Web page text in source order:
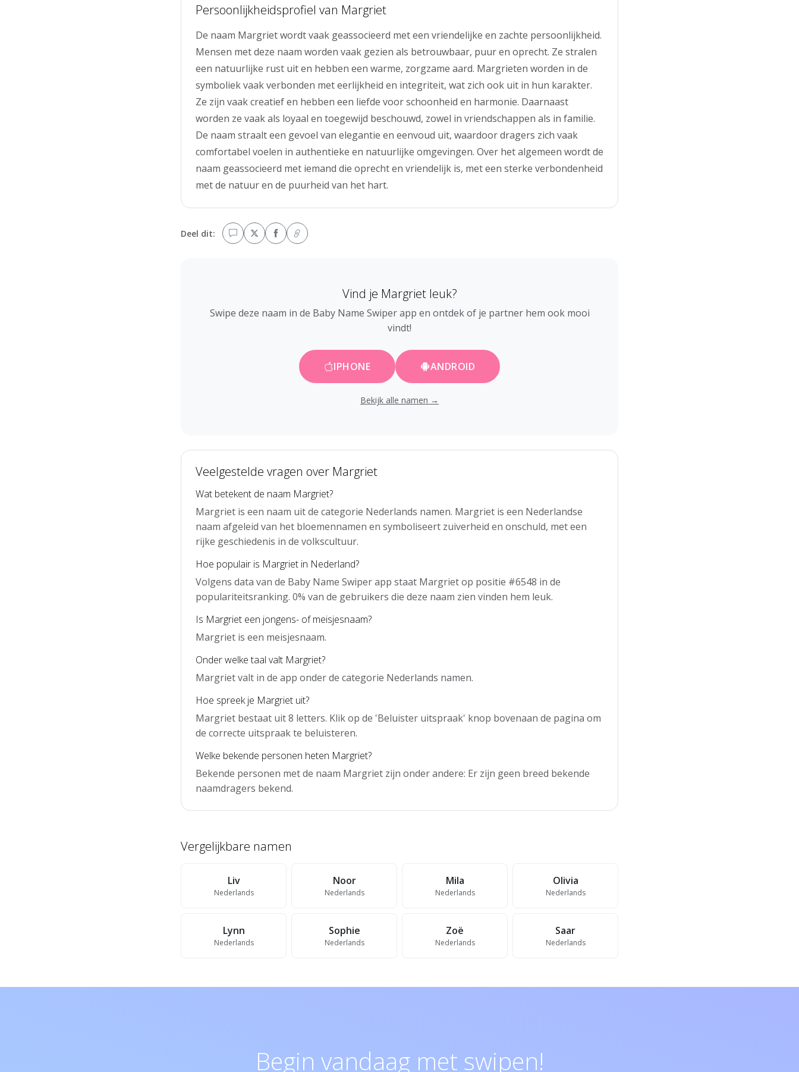
Persoonlijkheidsprofiel van Margriet
De naam Margriet wordt vaak geassocieerd met een vriendelijke en zachte persoonlijkheid.
Mensen met deze naam worden vaak gezien als betrouwbaar, puur en oprecht. Ze stralen
een natuurlijke rust uit en hebben een warme, zorgzame aard. Margrieten worden in de
symboliek vaak verbonden met eerlijkheid en integriteit, wat zich ook uit in hun karakter.
Ze zijn vaak creatief en hebben een liefde voor schoonheid en harmonie. Daarnaast
worden ze vaak als loyaal en toegewijd beschouwd, zowel in vriendschappen als in familie.
De naam straalt een gevoel van elegantie en eenvoud uit, waardoor dragers zich vaak
comfortabel voelen in authentieke en natuurlijke omgevingen. Over het algemeen wordt de
naam geassocieerd met iemand die oprecht en vriendelijk is, met een sterke verbondenheid
met de natuur en de puurheid van het hart.
Deel dit:
Vind je Margriet leuk?
Swipe deze naam in de Baby Name Swiper app en ontdek of je partner hem ook mooi
vindt!
IPHONE ANDROID
Bekijk alle namen →
Veelgestelde vragen over Margriet
Wat betekent de naam Margriet?
Margriet is een naam uit de categorie Nederlands namen. Margriet is een Nederlandse
naam afgeleid van het bloemennamen en symboliseert zuiverheid en onschuld, met een
rijke geschiedenis in de volkscultuur.
Hoe populair is Margriet in Nederland?
Volgens data van de Baby Name Swiper app staat Margriet op positie #6548 in de
populariteitsranking. 0% van de gebruikers die deze naam zien vinden hem leuk.
Is Margriet een jongens- of meisjesnaam?
Margriet is een meisjesnaam.
Onder welke taal valt Margriet?
Margriet valt in de app onder de categorie Nederlands namen.
Hoe spreek je Margriet uit?
Margriet bestaat uit 8 letters. Klik op de 'Beluister uitspraak' knop bovenaan de pagina om
de correcte uitspraak te beluisteren.
Welke bekende personen heten Margriet?
Bekende personen met de naam Margriet zijn onder andere: Er zijn geen breed bekende
naamdragers bekend.
Vergelijkbare namen
Liv
Nederlands
Noor
Nederlands
Mila
Nederlands
Olivia
Nederlands
Lynn
Nederlands
Sophie
Nederlands
Zoë
Nederlands
Saar
Nederlands
Begin vandaag met swipen!